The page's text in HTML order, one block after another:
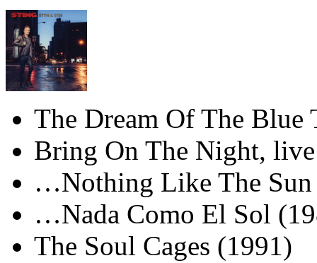
The Dream Of The Blue
Bring On The Night,
…Nothing Like The Sun
…Nada Como El Sol
The Soul Cages (1991)